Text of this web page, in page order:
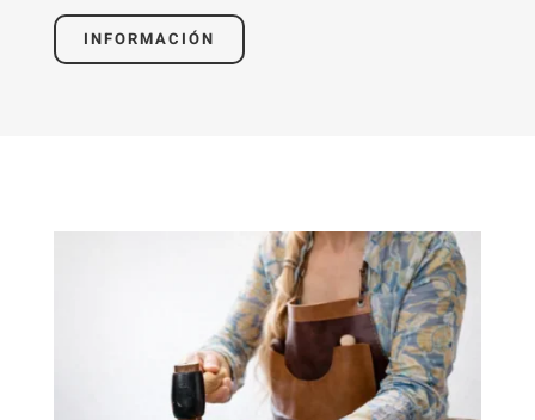
INFORMACIÓN
mejor posible
durante tu
visita. Si
rechaza estas
cookies,
algunas